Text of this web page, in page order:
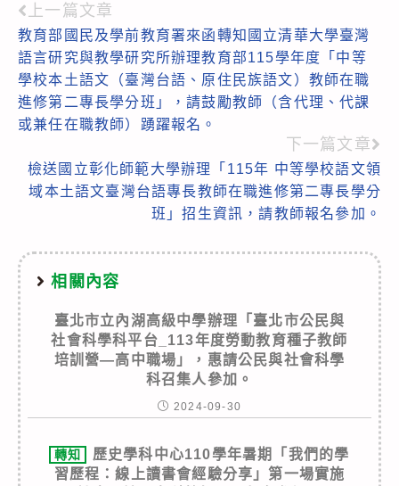
Read
more
articles
上一篇文章
教育部國民及學前教育署來函轉知國立清華大學臺灣
語言研究與教學研究所辦理教育部115學年度「中等
學校本土語文（臺灣台語、原住民族語文）教師在職
進修第二專長學分班」，請鼓勵教師（含代理、代課
或兼任在職教師）踴躍報名。
下一篇文章
檢送國立彰化師範大學辦理「115年 中等學校語文領
域本土語文臺灣台語專長教師在職進修第二專長學分
班」招生資訊，請教師報名參加。
相關內容
臺北市立內湖高級中學辦理「臺北市公民與
社會科學科平台_113年度勞動教育種子教師
培訓營—高中職場」，惠請公民與社會科學
科召集人參加。
2024-09-30
轉知
歷史學科中心110學年暑期「我們的學
習歷程：線上讀書會經驗分享」第一場實施